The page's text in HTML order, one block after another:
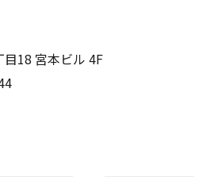
18 宮本ビル 4F